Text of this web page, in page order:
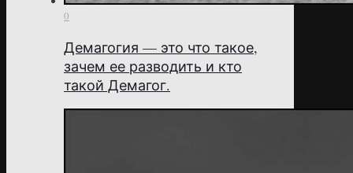
0
Демагогия — это что такое,
зачем ее разводить и кто
такой Демагог.